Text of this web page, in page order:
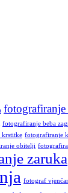
fotografiranje
fotografiranje beba
krstitke fotografiranje
obitelji
zaruka
fotograf